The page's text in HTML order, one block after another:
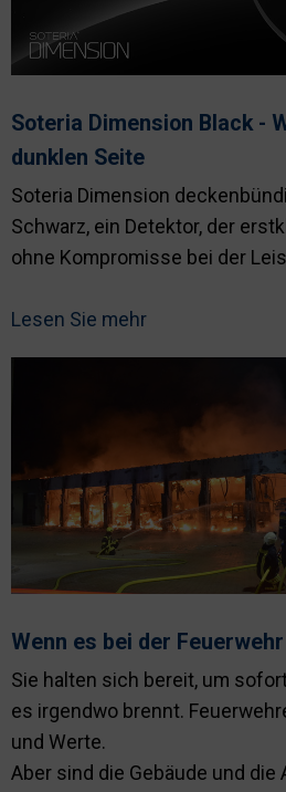
Soteria Dimension Black -
dunklen Seite
Soteria Dimension
Schwarz, ein Detektor, der
ohne Kompromisse bei der
Lesen Sie mehr
Wenn es bei der
Sie halten sich bereit, um
es irgendwo brennt.
und Werte.
Aber sind die Gebäude und die